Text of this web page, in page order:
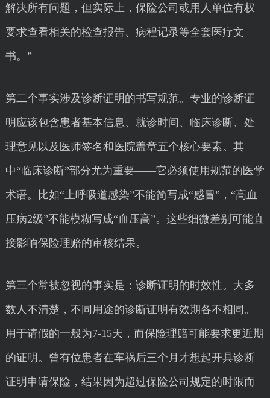
解决所有问题，但实际上，保险公司或用人单位有权
要求查看相关的检查报告、病程记录等全套医疗文
书。”
第二个事实涉及诊断证明的书写规范。专业的诊断证
明应该包含患者基本信息、就诊时间、临床诊断、处
理意见以及医师签名和医院盖章五个核心要素。其
中“临床诊断”部分尤为重要——它必须使用规范的医学
术语。比如“上呼吸道感染”不能简写成“感冒”，“高血
压病2级”不能模糊写成“血压高”。这些细微差别可能直
接影响保险理赔的审核结果。
第三个常被忽视的事实是：诊断证明的时效性。大多
数人不清楚，不同用途的诊断证明有效期各不相同。
用于请假的一般为7-15天，而保险理赔可能要求更近期
的证明。曾有位患者在车祸后三个月才想起开具诊断
证明申请保险，结果因为超过保险公司规定的时限而